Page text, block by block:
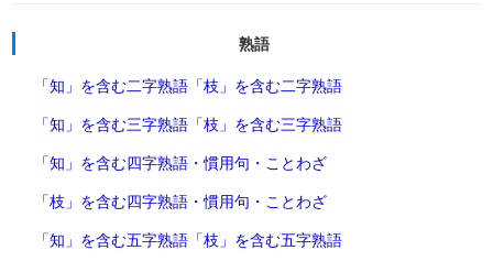
熟語
「知」を含む二字熟語 「枝」を含む二字熟語
「知」を含む三字熟語 「枝」を含む三字熟語
「知」を含む四字熟語・慣用句・ことわざ
「枝」を含む四字熟語・慣用句・ことわざ
「知」を含む五字熟語 「枝」を含む五字熟語